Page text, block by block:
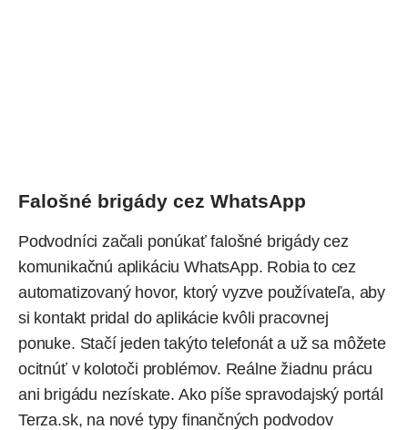
Falošné brigády cez WhatsApp
Podvodníci začali ponúkať falošné brigády cez
komunikačnú aplikáciuWhatsApp. Robia to cez
automatizovaný hovor, ktorý vyzve používateľa, aby
si kontakt pridal do aplikácie kvôli pracovnej
ponuke. Stačí jeden takýto telefonát a už sa môžete
ocitnúť v kolotoči problémov. Reálne žiadnu prácu
ani brigádu nezískate. Ako píšespravodajský portál
Terza.sk, na nové typy finančných podvodov